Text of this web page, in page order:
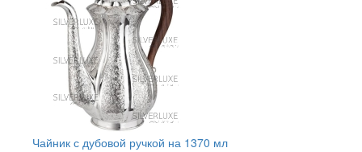
Чайник с дубовой ручкой на 1370 мл